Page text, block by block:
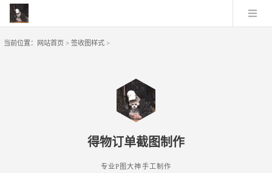
当前位置： 网站首页> 签收图样式>
得物订单截图制作
专业P图大神手工制作